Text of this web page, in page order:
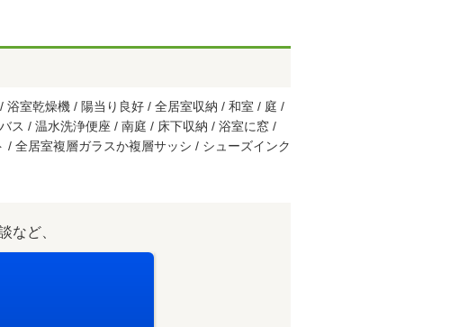
室乾燥機 / 陽当り良好 / 全居室収納 / 和室 / 庭 /
ス / 温水洗浄便座 / 南庭 / 床下収納 / 浴室に窓 /
全居室複層ガラスか複層サッシ / シューズインク
など、